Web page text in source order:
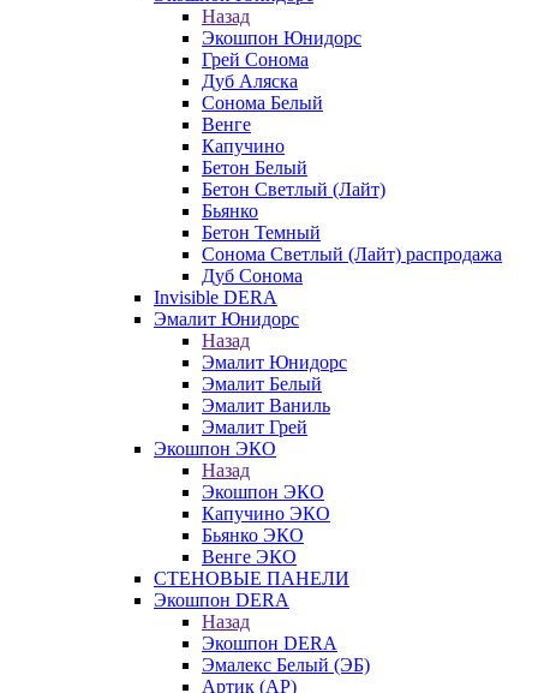
Назад
Экошпон Юнидорс
Грей Сонома
Дуб Аляска
Сонома Белый
Венге
Капучино
Бетон Белый
Бетон Светлый (Лайт)
Бьянко
Бетон Темный
Сонома Светлый (Лайт) распродажа
Дуб Сонома
Invisible DERA
Эмалит Юнидорс
Назад
Эмалит Юнидорс
Эмалит Белый
Эмалит Ваниль
Эмалит Грей
Экошпон ЭКО
Назад
Экошпон ЭКО
Капучино ЭКО
Бьянко ЭКО
Венге ЭКО
СТЕНОВЫЕ ПАНЕЛИ
Экошпон DERA
Назад
Экошпон DERA
Эмалекс Белый (ЭБ)
Артик (АР)